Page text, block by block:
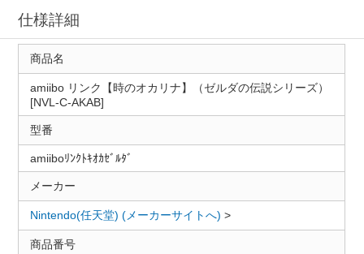
仕様詳細
商品名
amiibo リンク【時のオカリナ】（ゼルダの伝説シリーズ）
[NVL-C-AKAB]
型番
amiiboﾘﾝｸﾄｷｵｶｾﾞﾙﾀﾞ
メーカー
Nintendo(任天堂) (メーカーサイトへ) >
商品番号